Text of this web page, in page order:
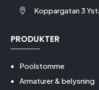
 Koppargatan 3
PRODUKTER
Poolstomme
Armaturer & belysning